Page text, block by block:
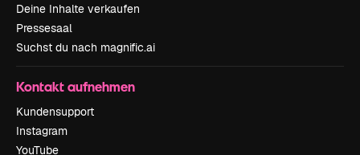
Deine Inhalte verkaufen
Pressesaal
Suchst du nach magnific.ai
Kontakt aufnehmen
Kundensupport
Instagram
YouTube